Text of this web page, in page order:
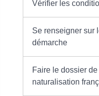
Vérifier les
Se renseigner sur
démarche
Faire le dossier
naturalisation